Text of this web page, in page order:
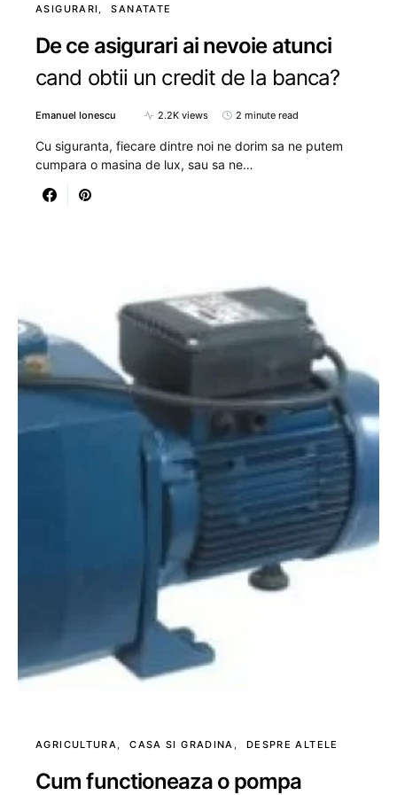
ASIGURARI SANATATE
De ce asigurari ai nevoie atunci
cand obtii un credit de la banca?
Emanuel Ionescu 2.2K views 2 minute read
Cu siguranta, fiecare dintre noi ne dorim sa ne putem
cumpara o masina de lux, sau sa ne…
AGRICULTURA CASA SI GRADINA DESPRE ALTELE
Cum functioneaza o pompa